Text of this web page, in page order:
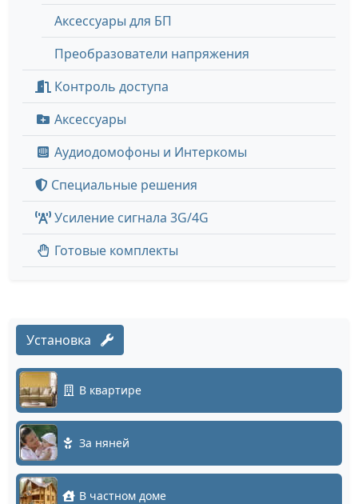
Аксессуары для БП
Преобразователи напряжения
Контроль доступа
Аксессуары
Аудиодомофоны и Интеркомы
Специальные решения
Усиление сигнала 3G/4G
Готовые комплекты
Установка
В квартире
За няней
В частном доме